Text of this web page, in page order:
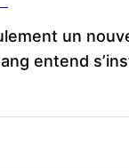
un
entend